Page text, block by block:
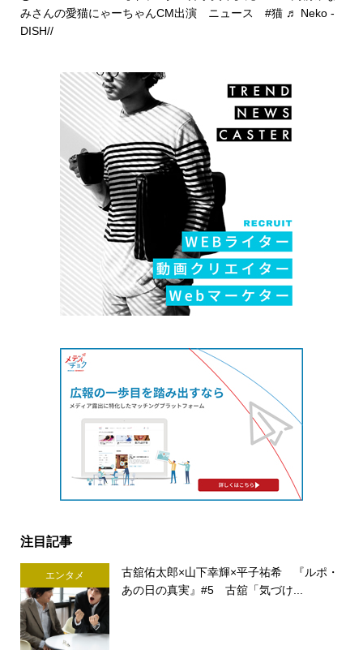
みさんの愛猫にゃーちゃんCM出演 ニュース #猫 ♬ Neko -
DISH//
注目記事
エンタメ
古舘佑太郎×山下幸輝×平子祐希 『ルポ・
あの日の真実』#5 古舘「気づけ...